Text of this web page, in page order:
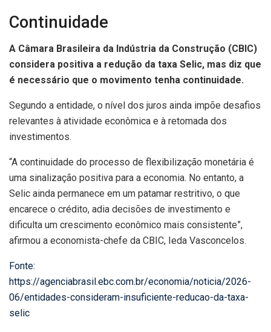
Continuidade
A Câmara Brasileira da Indústria da Construção (CBIC)
considera positiva a redução da taxa Selic, mas diz que
é necessário que o movimento tenha continuidade.
Segundo a entidade, o nível dos juros ainda impõe desafios
relevantes à atividade econômica e à retomada dos
investimentos.
“A continuidade do processo de flexibilização monetária é
uma sinalização positiva para a economia. No entanto, a
Selic ainda permanece em um patamar restritivo, o que
encarece o crédito, adia decisões de investimento e
dificulta um crescimento econômico mais consistente”,
afirmou a economista-chefe da CBIC, Ieda Vasconcelos.
Fonte:
https://agenciabrasil.ebc.com.br/economia/noticia/2026-
06/entidades-consideram-insuficiente-reducao-da-taxa-
selic